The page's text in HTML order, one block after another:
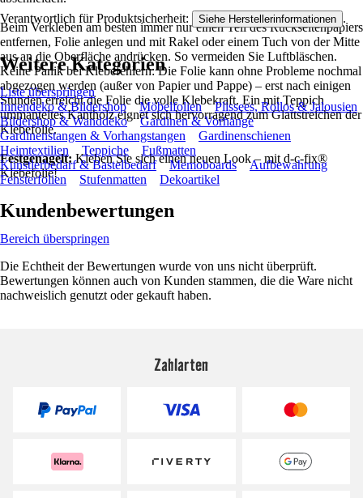
Beim Verkleben am besten immer nur einen Teil des Rückseitenpapiers
entfernen, Folie anlegen und mit Rakel oder einem Tuch von der Mitte
aus an die Oberfläche andrücken. So vermeiden Sie Luftbläschen.
Keine Panik bei Klebefehlern: Die Folie kann ohne Probleme nochmal
abgezogen werden (außer von Papier und Pappe) – erst nach einigen
Stunden erreicht die Folie die volle Klebekraft. Ein mit Teppich
ummanteltes Kantholz eignet sich hervorragend zum Glattstreichen der
Klebefolie.
Festgenagelt:Kleben Sie sich einen neuen Look – mit d-c-fix®
Klebefolie!
Verantwortlich für Produktsicherheit: Siehe Herstellerinformationen .
Weitere Kategorien
Liste überspringen
Innendeko & Bildershop
Möbelfolien
Plissees, Rollos & Jalousien
Bildershop & Wanddeko
Gardinen & Vorhänge
Gardinenstangen & Vorhangstangen
Gardinenschienen
Heimtextilien
Teppiche
Fußmatten
Künstlerbedarf & Bastelbedarf
Memoboards
Aufbewahrung
Fensterfolien
Stufenmatten Dekoartikel
Kundenbewertungen
Bereich überspringen
Die Echtheit der Bewertungen wurde von uns nicht überprüft.
Bewertungen können auch von Kunden stammen, die die Ware nicht
nachweislich genutzt oder gekauft haben.
Zahlarten